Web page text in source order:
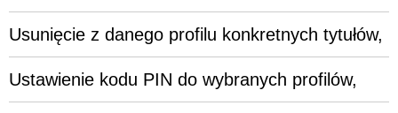
Usunięcie z danego profilu konkretnych tytułów,
Ustawienie kodu PIN do wybranych profilów,